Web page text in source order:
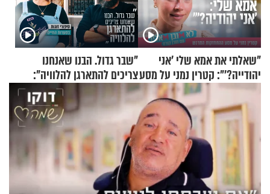
"שאלתי את אמא שלי 'אני
יהודייה?'": קטרין נמני על מסע
ההתחזקות המרגש
"שבר גדול. הבנו שאנחנו
צריכים להתארגן להלוויה":
זוגיות במבחן, הפעם עם מרים
וגד דנינו